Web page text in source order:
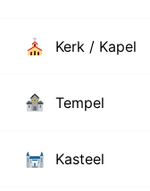
Kerk / Kapel
Tempel
Kasteel